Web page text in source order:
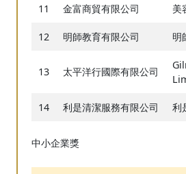
11 金富商貿有限公司 美
12 明師教育有限公司 明
13 太平洋行國際有限公司
14 利是清潔服務有限公司 利
中小企業獎